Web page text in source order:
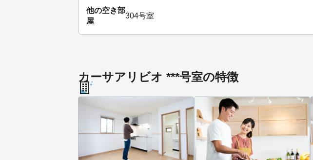
他の空き部
屋
304号室
カーサアリビオ ***号室の特徴